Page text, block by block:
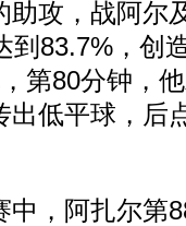
攻，战阿尔
到83.7%，创
第80分钟，
低平球，后
，阿扎尔第